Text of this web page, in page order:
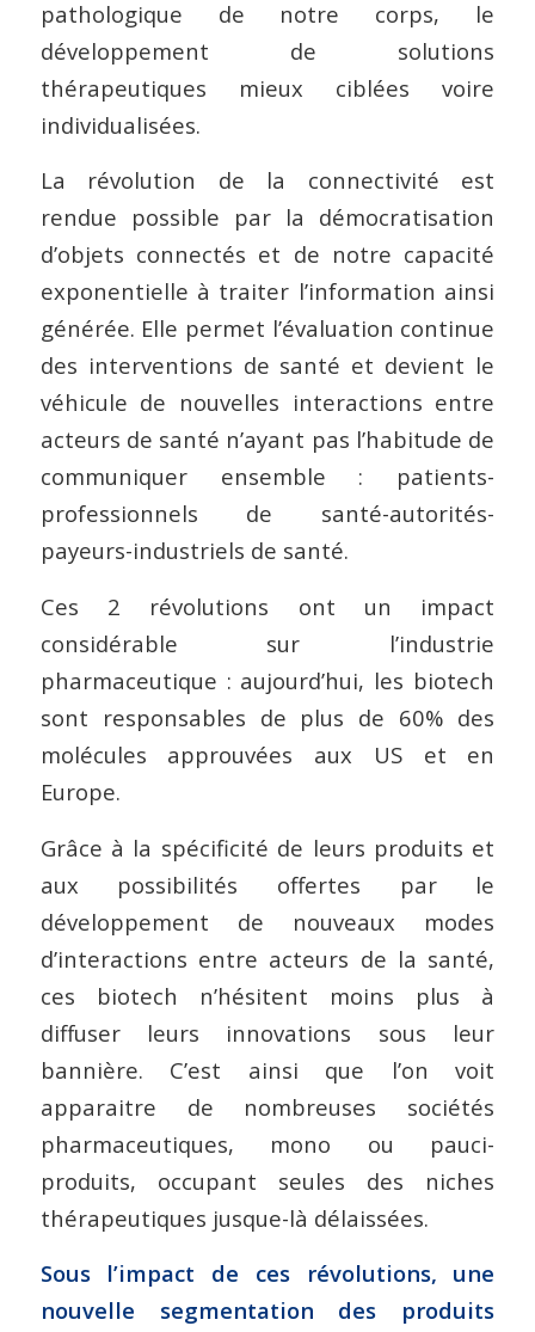
pathologique de notre corps, le
développement de solutions
thérapeutiques mieux ciblées voire
individualisées.
La révolution de la connectivité est
rendue possible par la démocratisation
d’objets connectés et de notre capacité
exponentielle à traiter l’information ainsi
générée. Elle permet l’évaluation continue
des interventions de santé et devient le
véhicule de nouvelles interactions entre
acteurs de santé n’ayant pas l’habitude de
communiquer ensemble : patients-
professionnels de santé-autorités-
payeurs-industriels de santé.
Ces 2 révolutions ont un impact
considérable sur l’industrie
pharmaceutique : aujourd’hui, les biotech
sont responsables de plus de 60% des
molécules approuvées aux US et en
Europe.
Grâce à la spécificité de leurs produits et
aux possibilités offertes par le
développement de nouveaux modes
d’interactions entre acteurs de la santé,
ces biotech n’hésitent moins plus à
diffuser leurs innovations sous leur
bannière. C’est ainsi que l’on voit
apparaitre de nombreuses sociétés
pharmaceutiques, mono ou pauci-
produits, occupant seules des niches
thérapeutiques jusque-là délaissées.
Sous l’impact de ces révolutions, une
nouvelle segmentation des produits